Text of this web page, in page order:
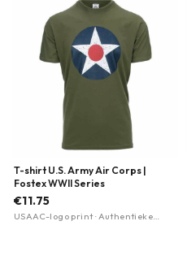
T-shirt U.S. Army Air Corps |
Fostex WWII Series
€11.75
USAAC-logo print · Authentieke